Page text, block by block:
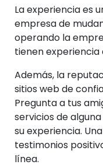
La experiencia es
empresa de
operando la
tienen experiencia
Además, la
sitios web de
Pregunta a tus
servicios de
su experiencia.
testimonios
línea.